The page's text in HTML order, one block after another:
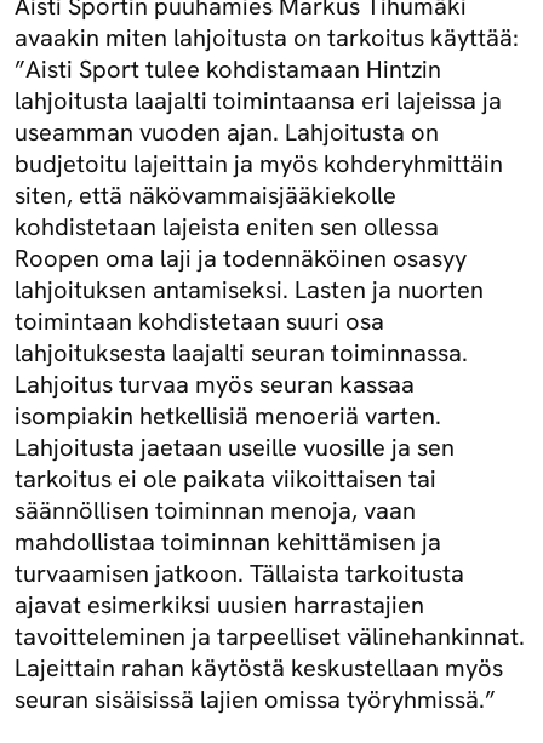
avaakin miten lahjoitusta on tarkoitus käyttää:
”Aisti Sport tulee kohdistamaan Hintzin
lahjoitusta laajalti toimintaansa eri lajeissa ja
useamman vuoden ajan. Lahjoitusta on
budjetoitu lajeittain ja myös kohderyhmittäin
siten, että näkövammaisjääkiekolle
kohdistetaan lajeista eniten sen ollessa
Roopen oma laji ja todennäköinen osasyy
lahjoituksen antamiseksi. Lasten ja nuorten
toimintaan kohdistetaan suuri osa
lahjoituksesta laajalti seuran toiminnassa.
Lahjoitus turvaa myös seuran kassaa
isompiakin hetkellisiä menoeriä varten.
Lahjoitusta jaetaan useille vuosille ja sen
tarkoitus ei ole paikata viikoittaisen tai
säännöllisen toiminnan menoja, vaan
mahdollistaa toiminnan kehittämisen ja
turvaamisen jatkoon. Tällaista tarkoitusta
ajavat esimerkiksi uusien harrastajien
tavoitteleminen ja tarpeelliset välinehankinnat.
Lajeittain rahan käytöstä keskustellaan myös
seuran sisäisissä lajien omissa työryhmissä.”